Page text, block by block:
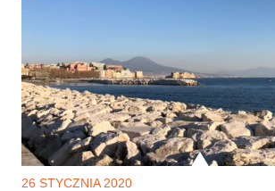
26 STYCZNIA 2020